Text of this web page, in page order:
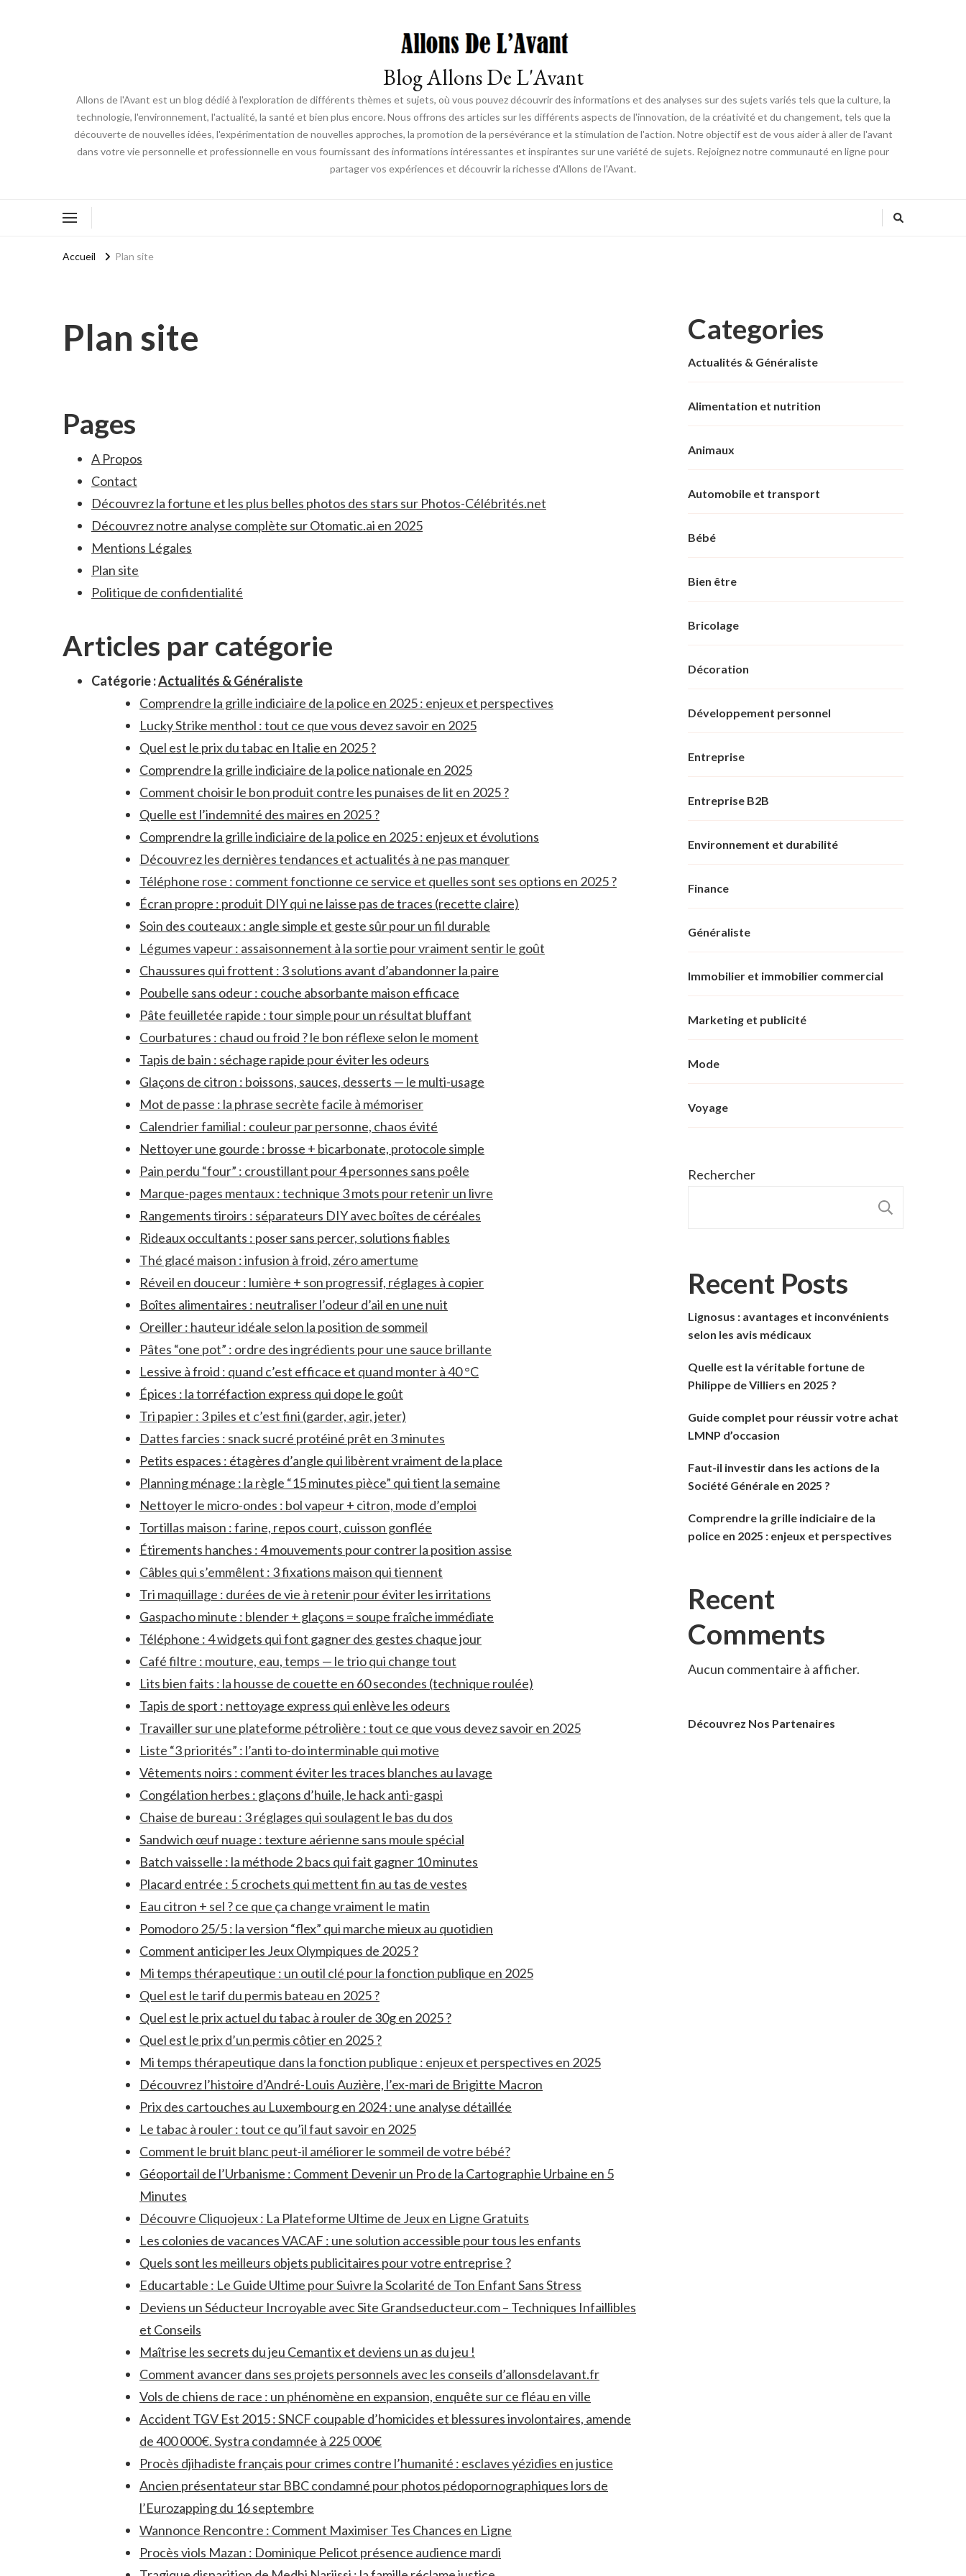
Blog Allons De L'Avant
Allons de l'Avant est un blog dédié à l'exploration de différents thèmes et sujets, où vous pouvez découvrir des informations et des analyses sur des sujets variés tels que la culture, la
technologie, l'environnement, l'actualité, la santé et bien plus encore. Nous offrons des articles sur les différents aspects de l'innovation, de la créativité et du changement, tels que la
découverte de nouvelles idées, l'expérimentation de nouvelles approches, la promotion de la persévérance et la stimulation de l'action. Notre objectif est de vous aider à aller de l'avant
dans votre vie personnelle et professionnelle en vous fournissant des informations intéressantes et inspirantes sur une variété de sujets. Rejoignez notre communauté en ligne pour
partager vos expériences et découvrir la richesse d'Allons de l'Avant.
Accueil Plan site
Plan site
Pages
A Propos
Contact
Découvrez la fortune et les plus belles photos des stars sur Photos-Célébrités.net
Découvrez notre analyse complète sur Otomatic.ai en 2025
Mentions Légales
Plan site
Politique de confidentialité
Articles par catégorie
Catégorie :Actualités & Généraliste
Comprendre la grille indiciaire de la police en 2025 : enjeux et perspectives
Lucky Strike menthol : tout ce que vous devez savoir en 2025
Quel est le prix du tabac en Italie en 2025 ?
Comprendre la grille indiciaire de la police nationale en 2025
Comment choisir le bon produit contre les punaises de lit en 2025 ?
Quelle est l’indemnité des maires en 2025 ?
Comprendre la grille indiciaire de la police en 2025 : enjeux et évolutions
Découvrez les dernières tendances et actualités à ne pas manquer
Téléphone rose : comment fonctionne ce service et quelles sont ses options en 2025 ?
Écran propre : produit DIY qui ne laisse pas de traces (recette claire)
Soin des couteaux : angle simple et geste sûr pour un fil durable
Légumes vapeur : assaisonnement à la sortie pour vraiment sentir le goût
Chaussures qui frottent : 3 solutions avant d’abandonner la paire
Poubelle sans odeur : couche absorbante maison efficace
Pâte feuilletée rapide : tour simple pour un résultat bluffant
Courbatures : chaud ou froid ? le bon réflexe selon le moment
Tapis de bain : séchage rapide pour éviter les odeurs
Glaçons de citron : boissons, sauces, desserts — le multi-usage
Mot de passe : la phrase secrète facile à mémoriser
Calendrier familial : couleur par personne, chaos évité
Nettoyer une gourde : brosse + bicarbonate, protocole simple
Pain perdu “four” : croustillant pour 4 personnes sans poêle
Marque-pages mentaux : technique 3 mots pour retenir un livre
Rangements tiroirs : séparateurs DIY avec boîtes de céréales
Rideaux occultants : poser sans percer, solutions fiables
Thé glacé maison : infusion à froid, zéro amertume
Réveil en douceur : lumière + son progressif, réglages à copier
Boîtes alimentaires : neutraliser l’odeur d’ail en une nuit
Oreiller : hauteur idéale selon la position de sommeil
Pâtes “one pot” : ordre des ingrédients pour une sauce brillante
Lessive à froid : quand c’est efficace et quand monter à 40 °C
Épices : la torréfaction express qui dope le goût
Tri papier : 3 piles et c’est fini (garder, agir, jeter)
Dattes farcies : snack sucré protéiné prêt en 3 minutes
Petits espaces : étagères d’angle qui libèrent vraiment de la place
Planning ménage : la règle “15 minutes pièce” qui tient la semaine
Nettoyer le micro-ondes : bol vapeur + citron, mode d’emploi
Tortillas maison : farine, repos court, cuisson gonflée
Étirements hanches : 4 mouvements pour contrer la position assise
Câbles qui s’emmêlent : 3 fixations maison qui tiennent
Tri maquillage : durées de vie à retenir pour éviter les irritations
Gaspacho minute : blender + glaçons = soupe fraîche immédiate
Téléphone : 4 widgets qui font gagner des gestes chaque jour
Café filtre : mouture, eau, temps — le trio qui change tout
Lits bien faits : la housse de couette en 60 secondes (technique roulée)
Tapis de sport : nettoyage express qui enlève les odeurs
Travailler sur une plateforme pétrolière : tout ce que vous devez savoir en 2025
Liste “3 priorités” : l’anti to-do interminable qui motive
Vêtements noirs : comment éviter les traces blanches au lavage
Congélation herbes : glaçons d’huile, le hack anti-gaspi
Chaise de bureau : 3 réglages qui soulagent le bas du dos
Sandwich œuf nuage : texture aérienne sans moule spécial
Batch vaisselle : la méthode 2 bacs qui fait gagner 10 minutes
Placard entrée : 5 crochets qui mettent fin au tas de vestes
Eau citron + sel ? ce que ça change vraiment le matin
Pomodoro 25/5 : la version “flex” qui marche mieux au quotidien
Comment anticiper les Jeux Olympiques de 2025 ?
Mi temps thérapeutique : un outil clé pour la fonction publique en 2025
Quel est le tarif du permis bateau en 2025 ?
Quel est le prix actuel du tabac à rouler de 30g en 2025 ?
Quel est le prix d’un permis côtier en 2025 ?
Mi temps thérapeutique dans la fonction publique : enjeux et perspectives en 2025
Découvrez l’histoire d’André-Louis Auzière, l’ex-mari de Brigitte Macron
Prix des cartouches au Luxembourg en 2024 : une analyse détaillée
Le tabac à rouler : tout ce qu’il faut savoir en 2025
Comment le bruit blanc peut-il améliorer le sommeil de votre bébé?
Géoportail de l’Urbanisme : Comment Devenir un Pro de la Cartographie Urbaine en 5
Minutes
Découvre Cliquojeux : La Plateforme Ultime de Jeux en Ligne Gratuits
Les colonies de vacances VACAF : une solution accessible pour tous les enfants
Quels sont les meilleurs objets publicitaires pour votre entreprise ?
Educartable : Le Guide Ultime pour Suivre la Scolarité de Ton Enfant Sans Stress
Deviens un Séducteur Incroyable avec Site Grandseducteur.com – Techniques Infaillibles
et Conseils
Maîtrise les secrets du jeu Cemantix et deviens un as du jeu !
Comment avancer dans ses projets personnels avec les conseils d’allonsdelavant.fr
Vols de chiens de race : un phénomène en expansion, enquête sur ce fléau en ville
Accident TGV Est 2015 : SNCF coupable d’homicides et blessures involontaires, amende
de 400 000€. Systra condamnée à 225 000€
Procès djihadiste français pour crimes contre l’humanité : esclaves yézidies en justice
Ancien présentateur star BBC condamné pour photos pédopornographiques lors de
l’Eurozapping du 16 septembre
Wannonce Rencontre : Comment Maximiser Tes Chances en Ligne
Procès viols Mazan : Dominique Pelicot présence audience mardi
Categories
Actualités & Généraliste
Alimentation et nutrition
Animaux
Automobile et transport
Bébé
Bien être
Bricolage
Décoration
Développement personnel
Entreprise
Entreprise B2B
Environnement et durabilité
Finance
Généraliste
Immobilier et immobilier commercial
Marketing et publicité
Mode
Voyage
Rechercher
Recent Posts
Lignosus : avantages et inconvénients
selon les avis médicaux
Quelle est la véritable fortune de
Philippe de Villiers en 2025 ?
Guide complet pour réussir votre achat
LMNP d’occasion
Faut-il investir dans les actions de la
Société Générale en 2025 ?
Comprendre la grille indiciaire de la
police en 2025 : enjeux et perspectives
Recent
Comments
Aucun commentaire à afficher.
Découvrez Nos Partenaires